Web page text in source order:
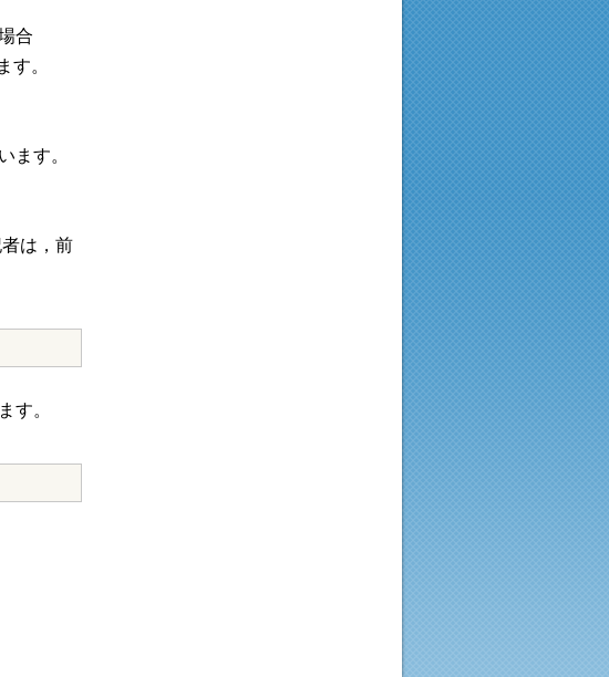
合
。
ます。
は，前
す。